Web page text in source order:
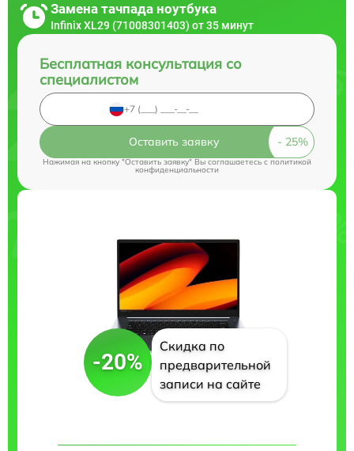
Замена тачпада ноутбука
Infinix XL29 (71008301403) от 35 минут
Бесплатная консультация со
специалистом
Оставить заявку
Нажимая на кнопку "Оставить заявку" Вы соглашаетесь cполитикой
конфиденциальности
-20%
Скидка по
предварительной
записи на сайте